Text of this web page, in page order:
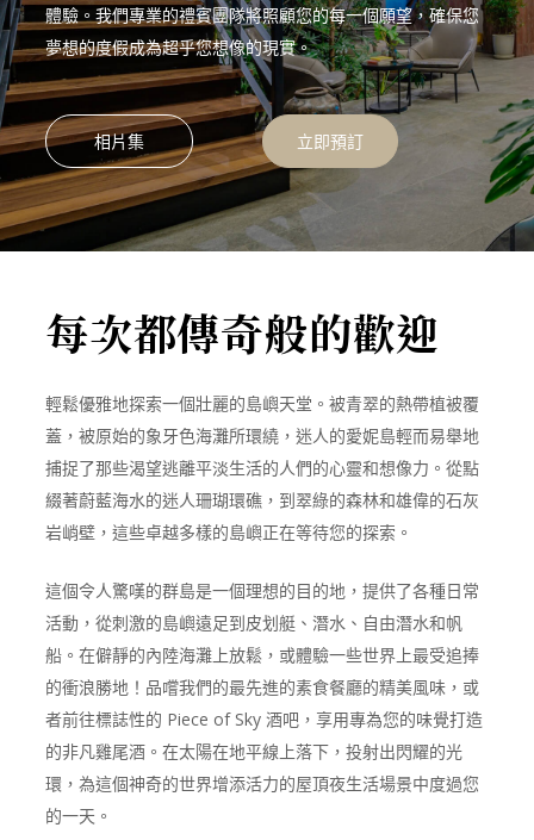
體驗。我們專業的禮賓團隊將照顧您的每一個願望，確保您
夢想的度假成為超乎您想像的現實。
相片集 立即預訂
每次都傳奇般的歡迎
輕鬆優雅地探索一個壯麗的島嶼天堂。被青翠的熱帶植被覆
蓋，被原始的象牙色海灘所環繞，迷人的愛妮島輕而易舉地
捕捉了那些渴望逃離平淡生活的人們的心靈和想像力。從點
綴著蔚藍海水的迷人珊瑚環礁，到翠綠的森林和雄偉的石灰
岩峭壁，這些卓越多樣的島嶼正在等待您的探索。
這個令人驚嘆的群島是一個理想的目的地，提供了各種日常
活動，從刺激的島嶼遠足到皮划艇、潛水、自由潛水和帆
船。在僻靜的內陸海灘上放鬆，或體驗一些世界上最受追捧
的衝浪勝地！品嚐我們的最先進的素食餐廳的精美風味，或
者前往標誌性的 Piece of Sky 酒吧，享用專為您的味覺打造
的非凡雞尾酒。在太陽在地平線上落下，投射出閃耀的光
環，為這個神奇的世界增添活力的屋頂夜生活場景中度過您
的一天。